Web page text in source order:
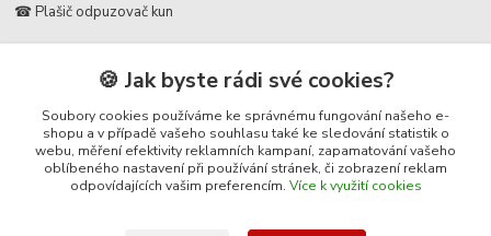
☎ Plašič odpuzovač kun
📞 728 007 997
⏰ Po-Pá | 7:00 - 13:30 |
info@repulse.cz
🍪 Jak byste rádi své cookies?
Soubory cookies používáme ke správnému fungování našeho e-
shopu a v případě vašeho souhlasu také ke sledování statistik o
webu, měření efektivity reklamních kampaní, zapamatování vašeho
oblíbeného nastavení při používání stránek, či zobrazení reklam
odpovídajících vašim preferencím. Více k využití cookies